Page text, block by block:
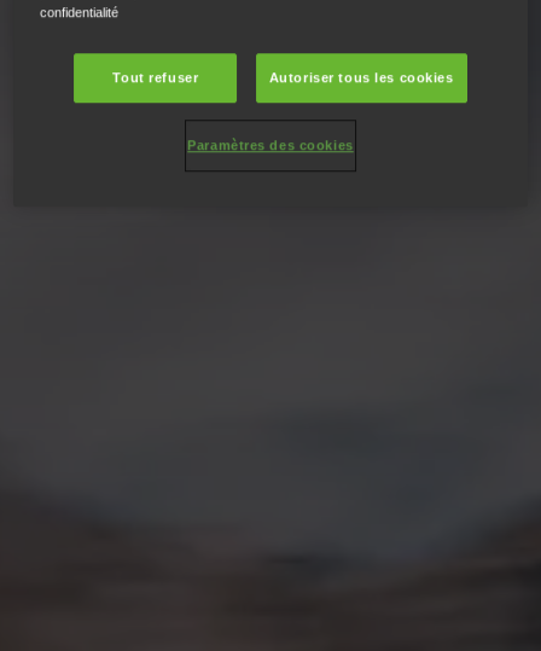
confidentialité
Tout refuser Autoriser tous les cookies
Paramètres des cookies